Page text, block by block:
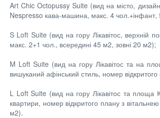
Art Chic Octopussy Suite (вид на місто,
Nespresso кава-машина, макс. 4 чол.+інфант,
S Loft Suite (вид на гору Лікавітос, верхній
макс. 2+1 чол., всередині 45 м2, зовні 20 м2);
M Loft Suite (вид на гору Лікавітос та на
вишуканий афінський стиль, номер
L Loft Suite (вид на гору Лікавітос та площа
квартири, номер відкритого плану з
м2).